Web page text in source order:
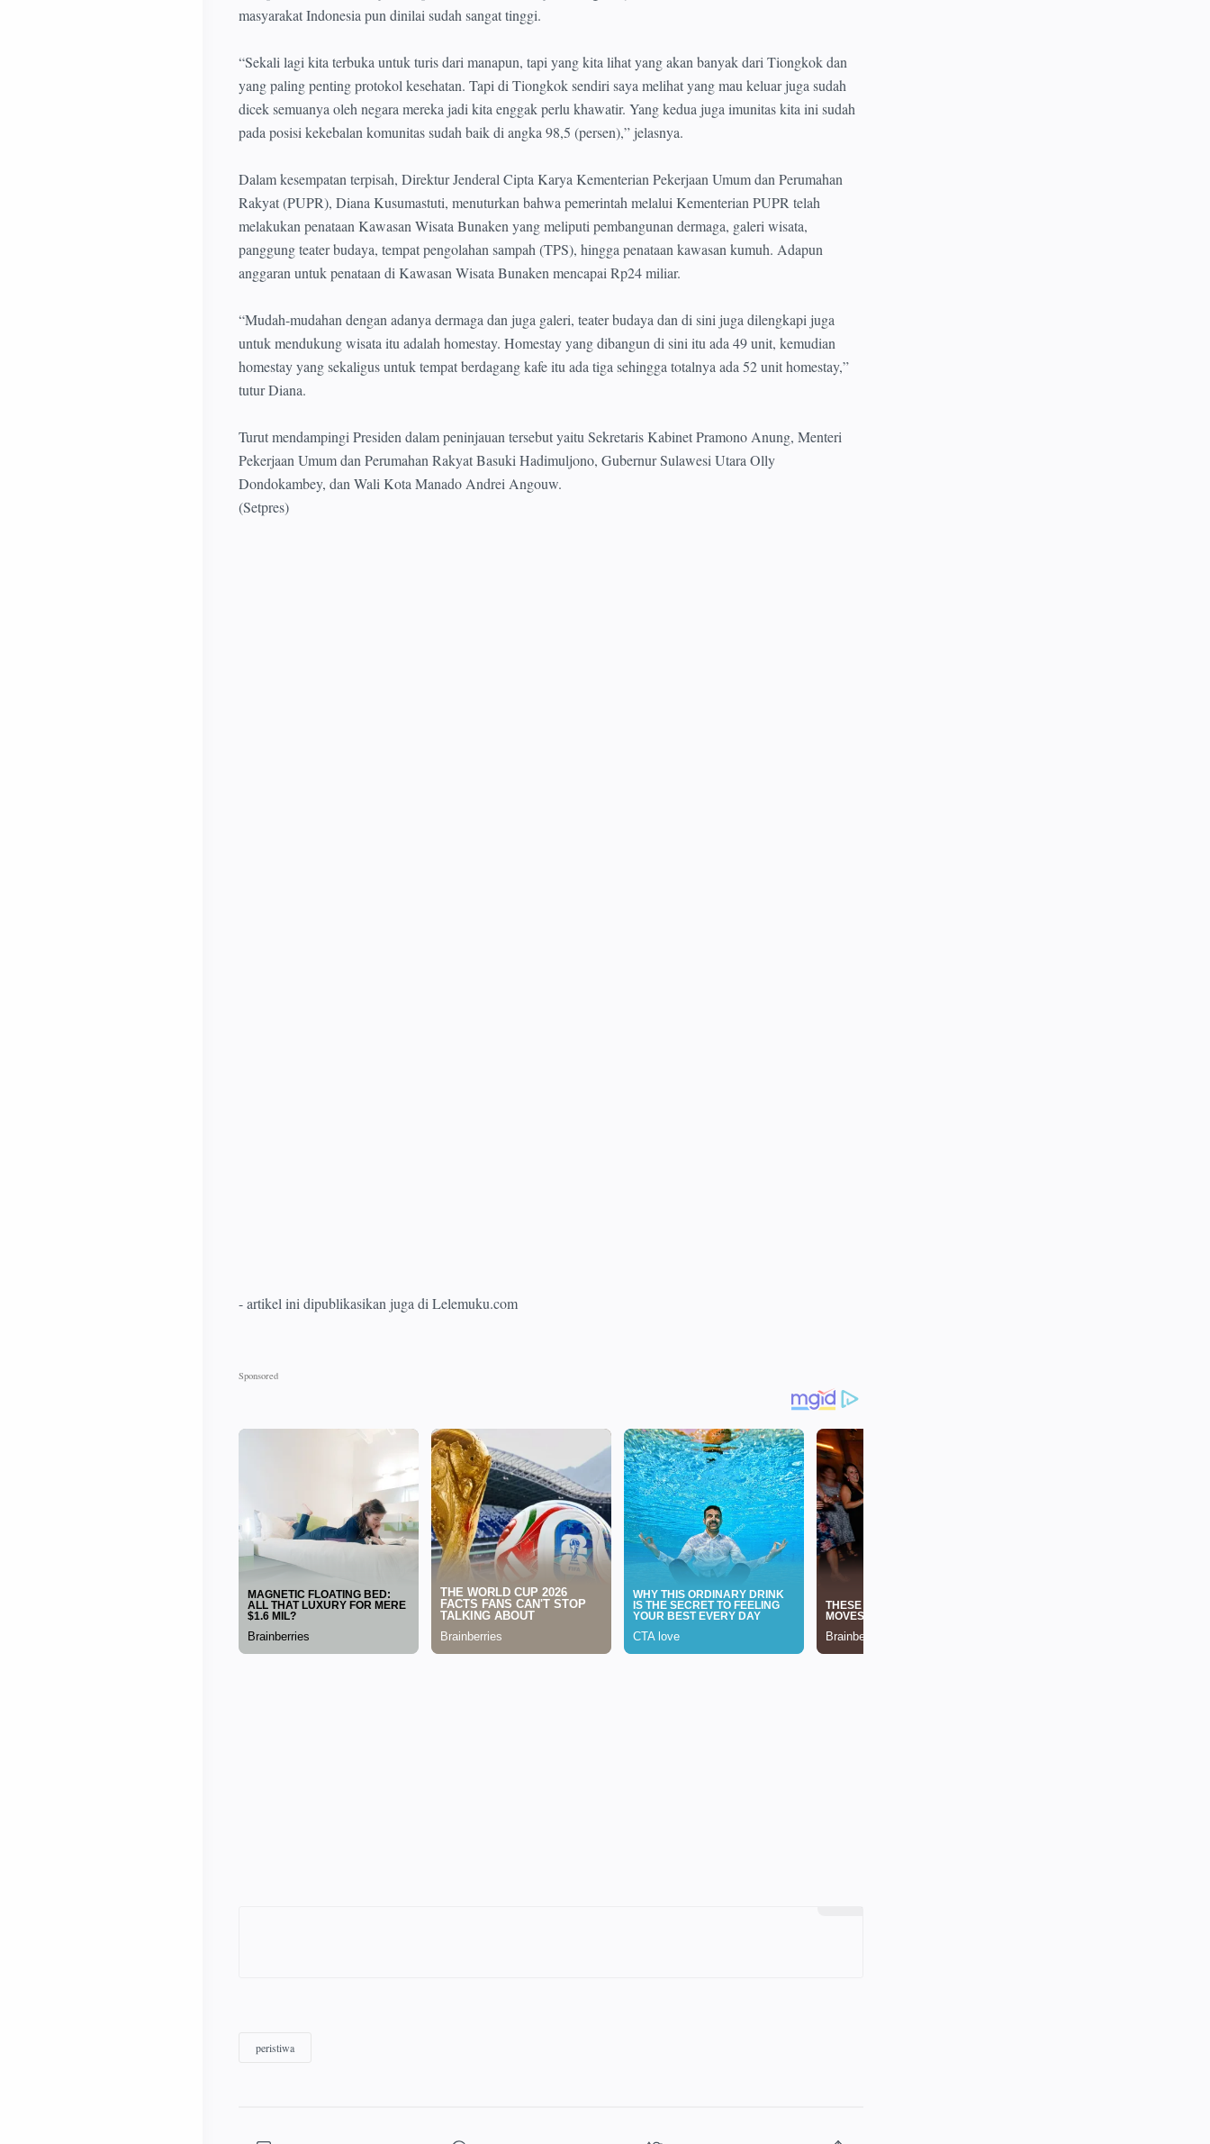
masyarakat Indonesia pun dinilai sudah sangat tinggi.
“Sekali lagi kita terbuka untuk turis dari manapun, tapi yang kita lihat yang akan banyak dari Tiongkok dan
yang paling penting protokol kesehatan. Tapi di Tiongkok sendiri saya melihat yang mau keluar juga sudah
dicek semuanya oleh negara mereka jadi kita enggak perlu khawatir. Yang kedua juga imunitas kita ini sudah
pada posisi kekebalan komunitas sudah baik di angka 98,5 (persen),” jelasnya.
Dalam kesempatan terpisah, Direktur Jenderal Cipta Karya Kementerian Pekerjaan Umum dan Perumahan
Rakyat (PUPR), Diana Kusumastuti, menuturkan bahwa pemerintah melalui Kementerian PUPR telah
melakukan penataan Kawasan Wisata Bunaken yang meliputi pembangunan dermaga, galeri wisata,
panggung teater budaya, tempat pengolahan sampah (TPS), hingga penataan kawasan kumuh. Adapun
anggaran untuk penataan di Kawasan Wisata Bunaken mencapai Rp24 miliar.
“Mudah-mudahan dengan adanya dermaga dan juga galeri, teater budaya dan di sini juga dilengkapi juga
untuk mendukung wisata itu adalah homestay. Homestay yang dibangun di sini itu ada 49 unit, kemudian
homestay yang sekaligus untuk tempat berdagang kafe itu ada tiga sehingga totalnya ada 52 unit homestay,”
tutur Diana.
Turut mendampingi Presiden dalam peninjauan tersebut yaitu Sekretaris Kabinet Pramono Anung, Menteri
Pekerjaan Umum dan Perumahan Rakyat Basuki Hadimuljono, Gubernur Sulawesi Utara Olly
Dondokambey, dan Wali Kota Manado Andrei Angouw.
(Setpres)
- artikel ini dipublikasikan juga di Lelemuku.com